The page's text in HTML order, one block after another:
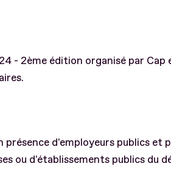
- 2ème édition organisé par Cap
d'employeurs publics et
ou d'établissements publics du